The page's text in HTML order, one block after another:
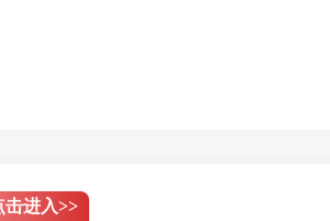
击进入>>